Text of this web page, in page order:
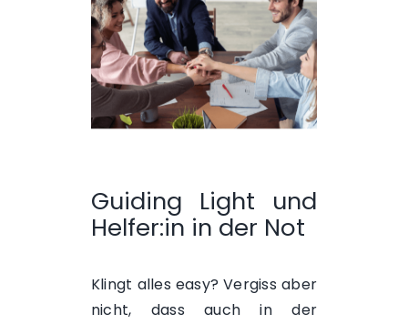
Guiding Light und
Helfer:in in der Not
Klingt alles easy? Vergiss aber
nicht, dass auch in der